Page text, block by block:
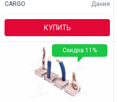
CARGO
Дания
КУПИТЬ
Скидка 11%